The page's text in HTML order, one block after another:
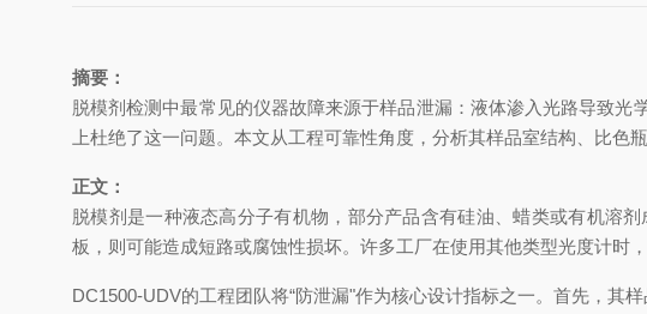
摘要：
脱模剂检测中最常见的仪器故障来源于样品泄漏：液体渗入光路导致
上杜绝了这一问题。本文从工程可靠性角度，分析其样品室结构、比
正文：
脱模剂是一种液态高分子有机物，部分产品含有硅油、蜡类或有机溶
板，则可能造成短路或腐蚀性损坏。许多工厂在使用其他类型光度计时
DC1500-UDV的工程团队将“防泄漏"作为核心设计指标之一。首先，其